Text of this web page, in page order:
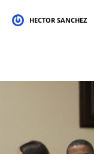
HECTOR SANCHEZ